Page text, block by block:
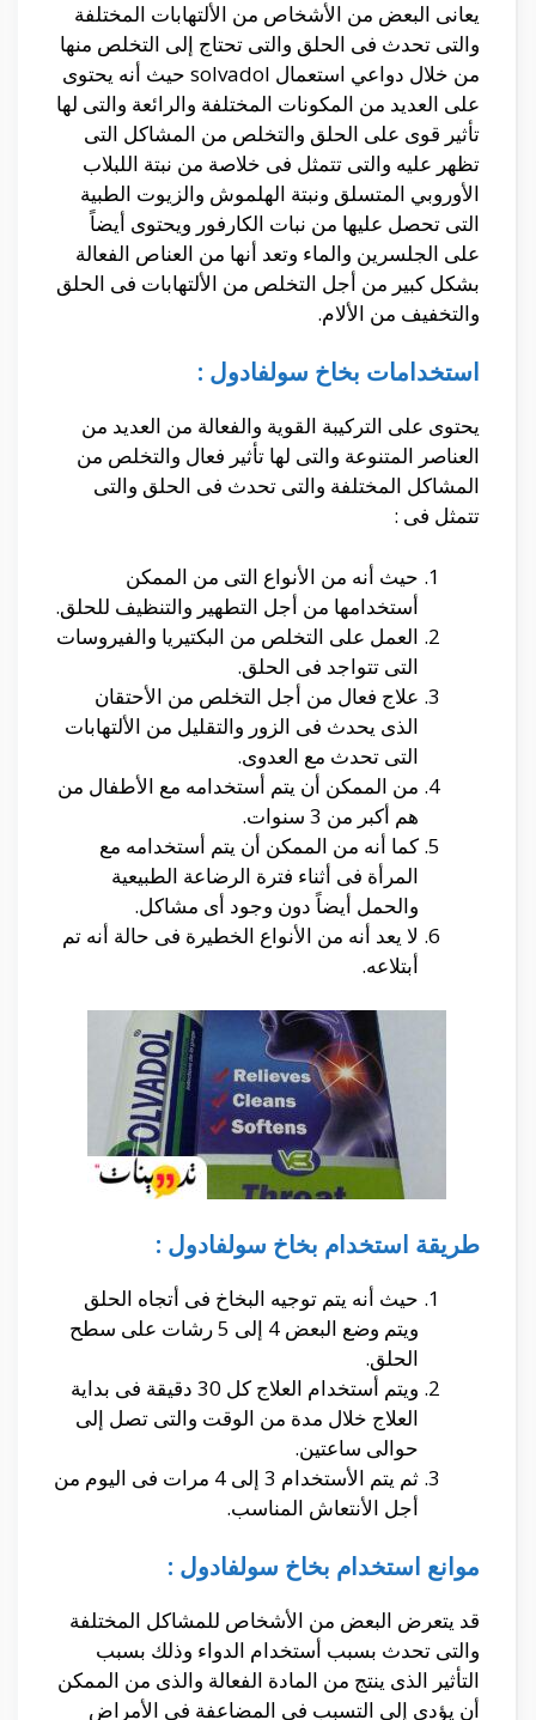
يعانى البعض من الأشخاص من الألتهابات المختلفة
والتى تحدث فى الحلق والتى تحتاج إلى التخلص منها
من خلال دواعي استعمال solvadol حيث أنه يحتوى
على العديد من المكونات المختلفة والرائعة والتى لها
تأثير قوى على الحلق والتخلص من المشاكل التى
تظهر عليه والتى تتمثل فى خلاصة من نبتة اللبلاب
الأوروبي المتسلق ونبتة الهلموش والزيوت الطبية
التى تحصل عليها من نبات الكارفور ويحتوى أيضاً
على الجلسرين والماء وتعد أنها من العناص الفعالة
بشكل كبير من أجل التخلص من الألتهابات فى الحلق
والتخفيف من الألام.
استخدامات بخاخ سولفادول :
يحتوى على التركيبة القوية والفعالة من العديد من
العناصر المتنوعة والتى لها تأثير فعال والتخلص من
المشاكل المختلفة والتى تحدث فى الحلق والتى
تتمثل فى :
حيث أنه من الأنواع التى من الممكن
أستخدامها من أجل التطهير والتنظيف للحلق.
العمل على التخلص من البكتيريا والفيروسات
التى تتواجد فى الحلق.
علاج فعال من أجل التخلص من الأحتقان
الذى يحدث فى الزور والتقليل من الألتهابات
التى تحدث مع العدوى.
من الممكن أن يتم أستخدامه مع الأطفال من
هم أكبر من 3 سنوات.
كما أنه من الممكن أن يتم أستخدامه مع
المرأة فى أثناء فترة الرضاعة الطبيعية
والحمل أيضاً دون وجود أى مشاكل.
لا يعد أنه من الأنواع الخطيرة فى حالة أنه تم
أبتلاعه.
طريقة استخدام بخاخ سولفادول :
حيث أنه يتم توجيه البخاخ فى أتجاه الحلق
ويتم وضع البعض 4 إلى 5 رشات على سطح
الحلق.
ويتم أستخدام العلاج كل 30 دقيقة فى بداية
العلاج خلال مدة من الوقت والتى تصل إلى
حوالى ساعتين.
ثم يتم الأستخدام 3 إلى 4 مرات فى اليوم من
أجل الأنتعاش المناسب.
موانع استخدام بخاخ سولفادول :
قد يتعرض البعض من الأشخاص للمشاكل المختلفة
والتى تحدث بسبب أستخدام الدواء وذلك بسبب
التأثير الذى ينتج من المادة الفعالة والذى من الممكن
أن يؤدى إلى التسبب فى المضاعفة فى الأمراض